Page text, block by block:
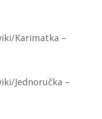
Karimatka –
Jednoručka –